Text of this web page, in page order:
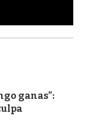
ganas”: